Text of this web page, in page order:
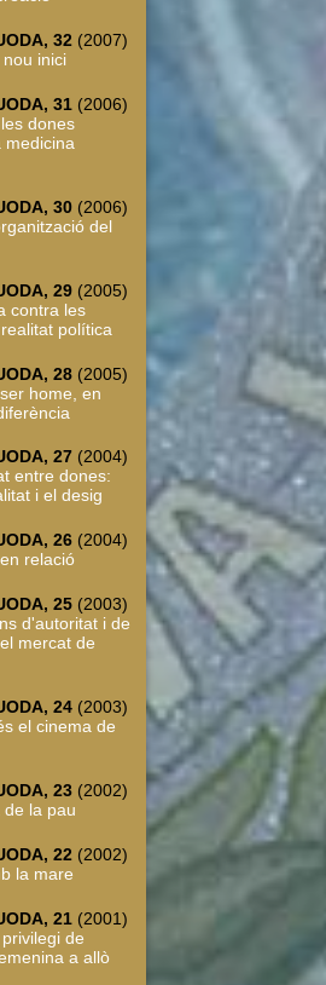
32 (2007)
inici
31 (2006)
dones
medicina
30 (2006)
del
29 (2005)
contra les
política
28 (2005)
home, en
27 (2004)
entre dones:
i el desig
26 (2004)
relació
25 (2003)
d'autoritat i de
mercat de
24 (2003)
el cinema de
23 (2002)
de la pau
22 (2002)
la mare
21 (2001)
de
a allò